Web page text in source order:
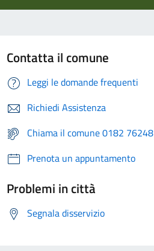
Contatta il comune
Leggi le domande frequenti
Richiedi Assistenza
Chiama il comune 0182 76248
Prenota un appuntamento
Problemi in città
Segnala disservizio